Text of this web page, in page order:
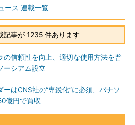
ース 連載一覧
記事が 1235 件あります
の信頼性を向上、適切な使用方法を普
ーシアム設立
ーはCNS社の“専鋭化”に必須、パナソ
億円で買収